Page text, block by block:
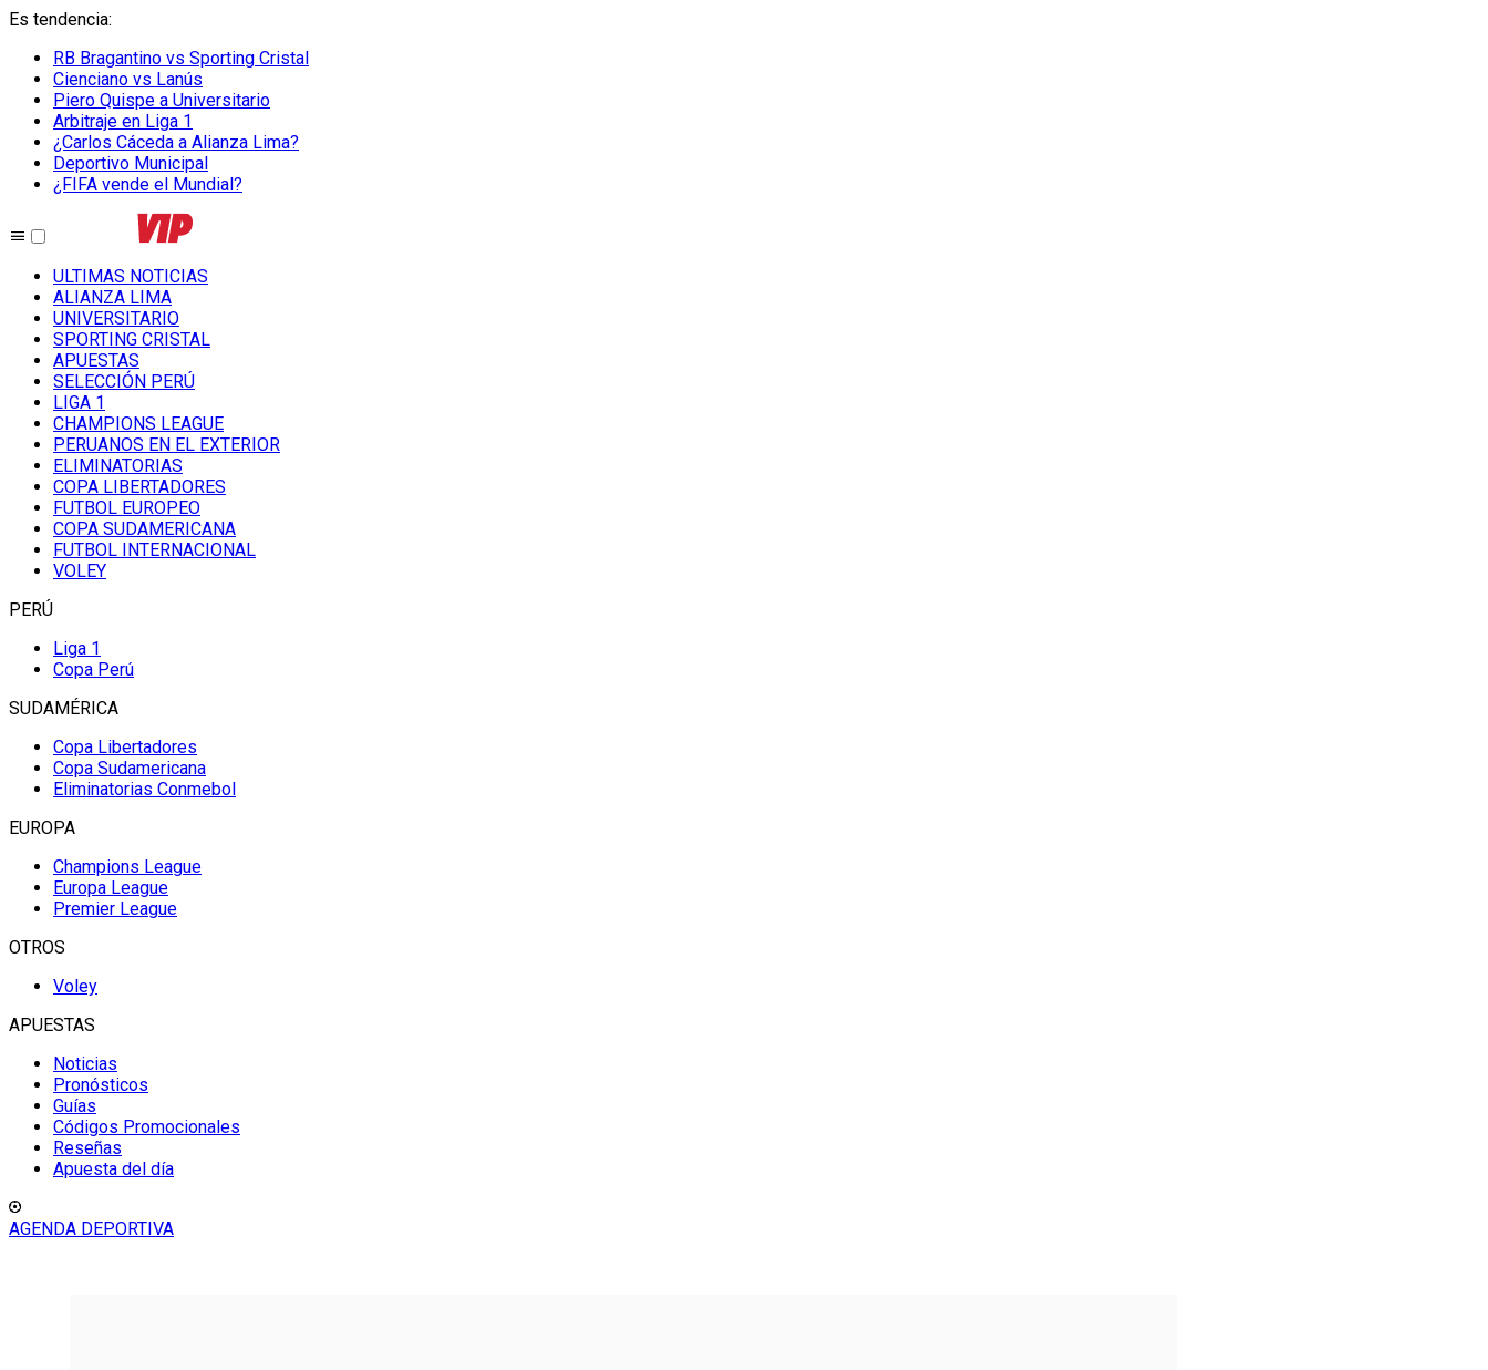
Es tendencia:
RB Bragantino vs Sporting Cristal
Cienciano vs Lanús
Piero Quispe a Universitario
Arbitraje en Liga 1
¿Carlos Cáceda a Alianza Lima?
Deportivo Municipal
¿FIFA vende el Mundial?
ULTIMAS NOTICIAS
ALIANZA LIMA
UNIVERSITARIO
SPORTING CRISTAL
APUESTAS
SELECCIÓN PERÚ
LIGA 1
CHAMPIONS LEAGUE
PERUANOS EN EL EXTERIOR
ELIMINATORIAS
COPA LIBERTADORES
FUTBOL EUROPEO
COPA SUDAMERICANA
FUTBOL INTERNACIONAL
VOLEY
PERÚ
Liga 1
Copa Perú
SUDAMÉRICA
Copa Libertadores
Copa Sudamericana
Eliminatorias Conmebol
EUROPA
Champions League
Europa League
Premier League
OTROS
Voley
APUESTAS
Noticias
Pronósticos
Guías
Códigos Promocionales
Reseñas
Apuesta del día
AGENDA DEPORTIVA